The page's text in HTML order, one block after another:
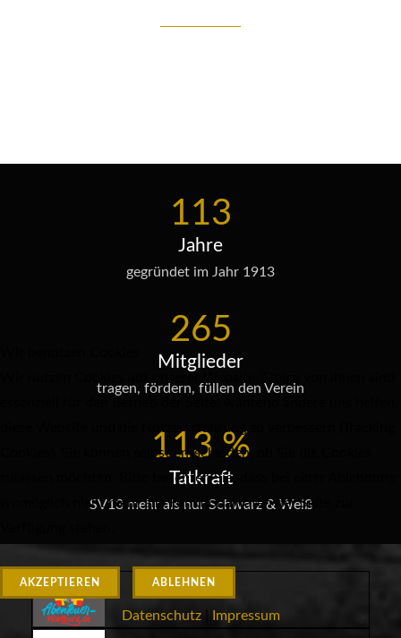
113
Jahre
gegründet im Jahr 1913
265
Mitglieder
tragen, fördern, füllen den Verein
113 %
Tatkraft
SV13 mehr als nur Schwarz & Weiß
Cookies). Sie können selbst entscheiden, ob Sie die Cookies
zulassen möchten. Bitte beachten Sie, dass bei einer Ablehnung
womöglich nicht mehr alle Funktionalitäten der Seite zur
AKZEPTIEREN ABLEHNEN
Datenschutz| Impressum